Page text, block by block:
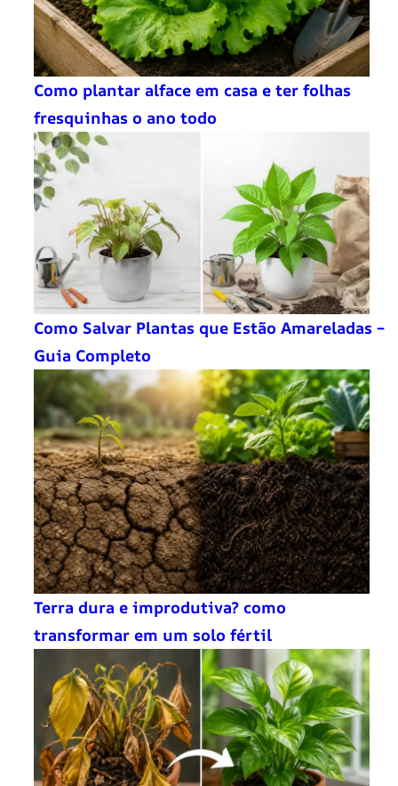
Como plantar alface em casa e ter folhas
fresquinhas o ano todo
Como Salvar Plantas que Estão Amareladas –
Guia Completo
Terra dura e improdutiva? como
transformar em um solo fértil